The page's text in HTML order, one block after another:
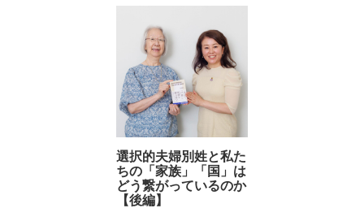
選択的夫婦別姓と私た
ちの「家族」「国」は
どう繋がっているのか
【後編】